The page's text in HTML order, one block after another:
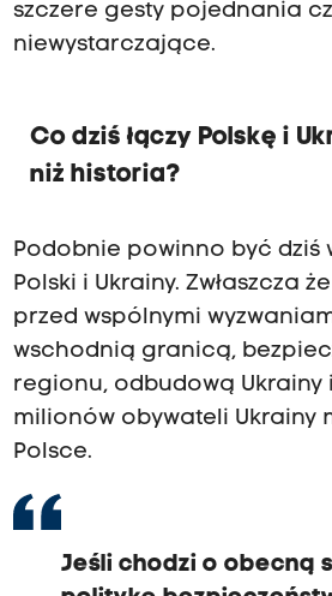
szczere gesty pojednania
niewystarczające.
Co dziś łączy Polskę i
niż historia?
Podobnie powinno być dziś
Polski i Ukrainy. Zwłaszcza
przed wspólnymi
wschodnią granicą,
regionu, odbudową
milionów obywateli Ukrainy
Polsce.
Jeśli chodzi o obecną